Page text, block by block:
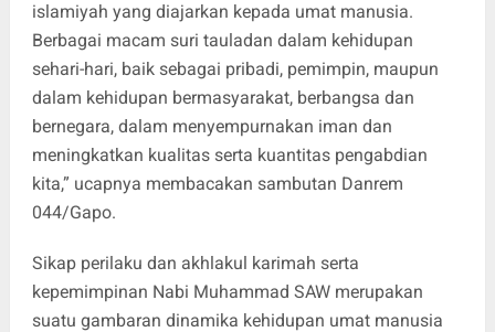
islamiyah yang diajarkan kepada umat manusia.
Berbagai macam suri tauladan dalam kehidupan
sehari-hari, baik sebagai pribadi, pemimpin, maupun
dalam kehidupan bermasyarakat, berbangsa dan
bernegara, dalam menyempurnakan iman dan
meningkatkan kualitas serta kuantitas pengabdian
kita,” ucapnya membacakan sambutan Danrem
044/Gapo.
Sikap perilaku dan akhlakul karimah serta
kepemimpinan Nabi Muhammad SAW merupakan
suatu gambaran dinamika kehidupan umat manusia